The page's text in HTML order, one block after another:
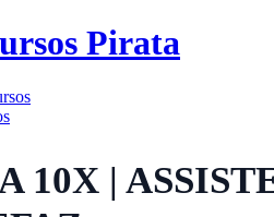
Pirata
10X |